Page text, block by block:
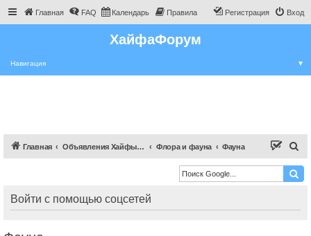
Главная FAQ Календарь Правила Вход
Регистрация
ХайфаФорум
Навигация ▼
Главная Объявления Хайфы и крайот Флора и фауна Фауна
и
к
Войти с помощью соцсетей